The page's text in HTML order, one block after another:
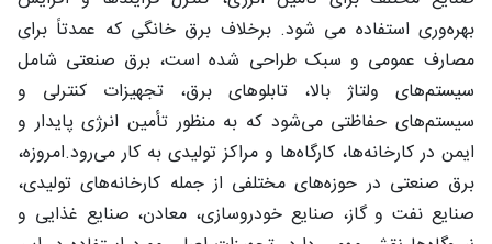
بهره‌وری استفاده می شود. برخلاف برق خانگی که عمدتاً برای
مصارف عمومی و سبک طراحی شده است، برق صنعتی شامل
سیستم‌های ولتاژ بالا، تابلوهای برق، تجهیزات کنترلی و
سیستم‌های حفاظتی می‌شود که به منظور تأمین انرژی پایدار و
ایمن در کارخانه‌ها، کارگاه‌ها و مراکز تولیدی به کار می‌رود.امروزه،
برق صنعتی در حوزه‌های مختلفی از جمله کارخانه‌های تولیدی،
صنایع نفت و گاز، صنایع خودروسازی، معادن، صنایع غذایی و